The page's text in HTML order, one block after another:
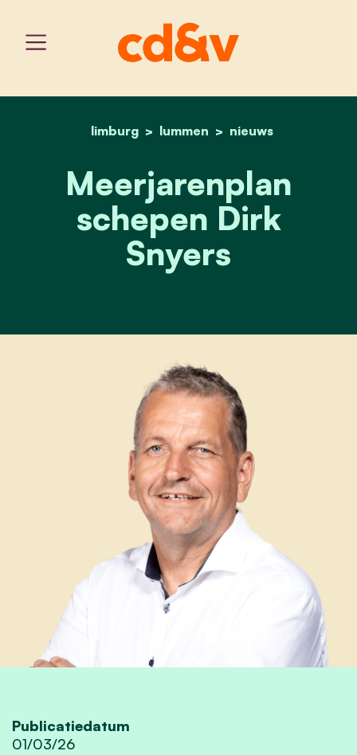
home
limburg lummen nieuws
meerjarenplan schepen
Meerjarenplan
schepen Dirk
Snyers
Publicatiedatum
01/03/26